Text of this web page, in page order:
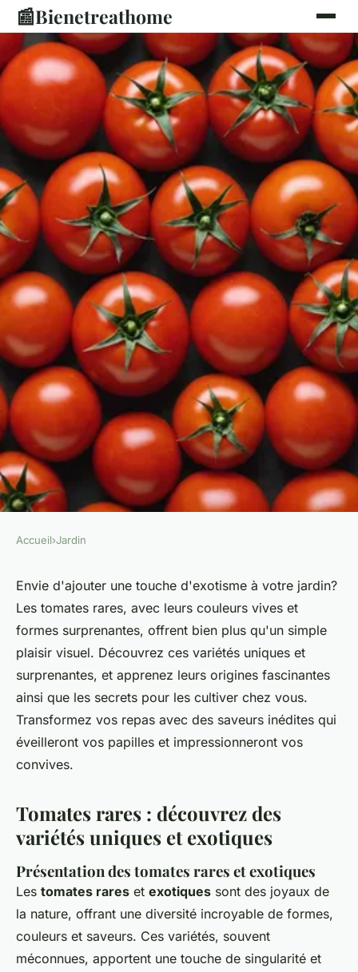
📰Bienetreathome
Tomates rares : découvrez des
variétés uniques et exotiques
Anna•11 août 2024•6 min de lecture
Accueil›Jardin
Envie d'ajouter une touche d'exotisme à votre jardin?
Les tomates rares, avec leurs couleurs vives et
formes surprenantes, offrent bien plus qu'un simple
plaisir visuel. Découvrez ces variétés uniques et
surprenantes, et apprenez leurs origines fascinantes
ainsi que les secrets pour les cultiver chez vous.
Transformez vos repas avec des saveurs inédites qui
éveilleront vos papilles et impressionneront vos
convives.
Tomates rares : découvrez des
variétés uniques et exotiques
Présentation des tomates rares et exotiques
Les tomates rares et exotiques sont des joyaux de
la nature, offrant une diversité incroyable de formes,
couleurs et saveurs. Ces variétés, souvent
méconnues, apportent une touche de singularité et